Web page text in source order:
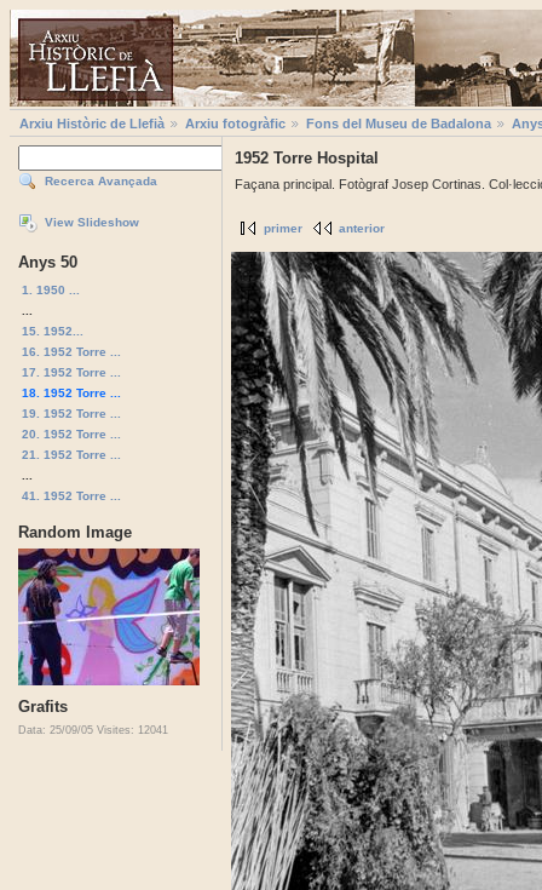
Arxiu Històric de Llefià Arxiu fotogràfic Fons del Museu de Badalona
Recerca Avançada
View Slideshow
Anys 50
1. 1950 ...
15. 1952...
16. 1952 Torre ...
17. 1952 Torre ...
18. 1952 Torre ...
19. 1952 Torre ...
20. 1952 Torre ...
21. 1952 Torre ...
41. 1952 Torre ...
Random Image
Grafits
Data: 25/09/05 Visites: 12041
1952 Torre Hospital
Façana principal. Fotògraf Josep Cortinas.
primer anterior